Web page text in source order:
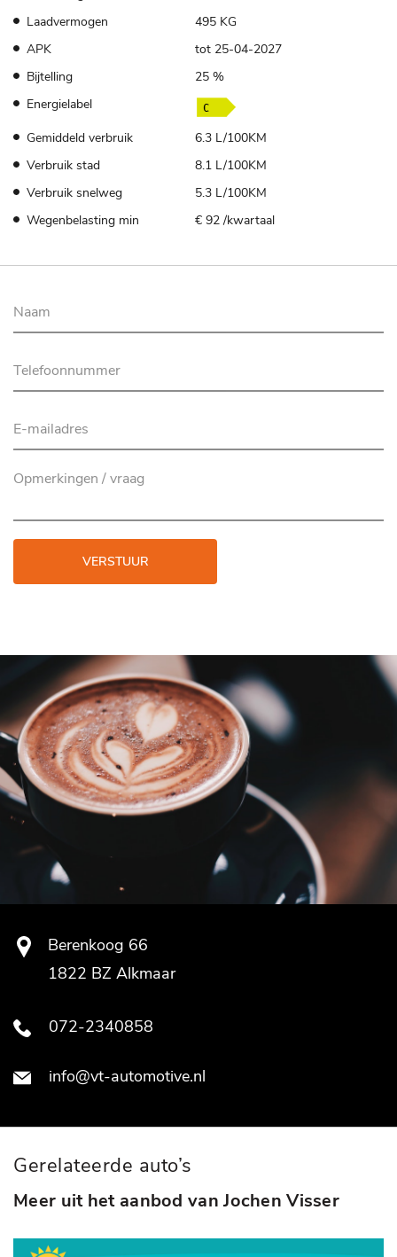
Laadvermogen
495 KG
APK
tot 25-04-2027
Bijtelling
25 %
Energielabel
Gemiddeld verbruik
6.3 L/100KM
Verbruik stad
8.1 L/100KM
Verbruik snelweg
5.3 L/100KM
Wegenbelasting min
€ 92 /kwartaal
VERSTUUR
Berenkoog 66
1822 BZ Alkmaar
072-2340858
info@vt-automotive.nl
Gerelateerde auto’s
Meer uit het aanbod van Jochen Visser